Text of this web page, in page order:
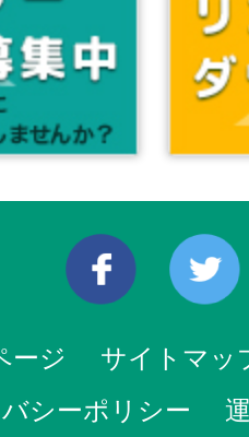
ージ
サイトマッ
シーポリシー